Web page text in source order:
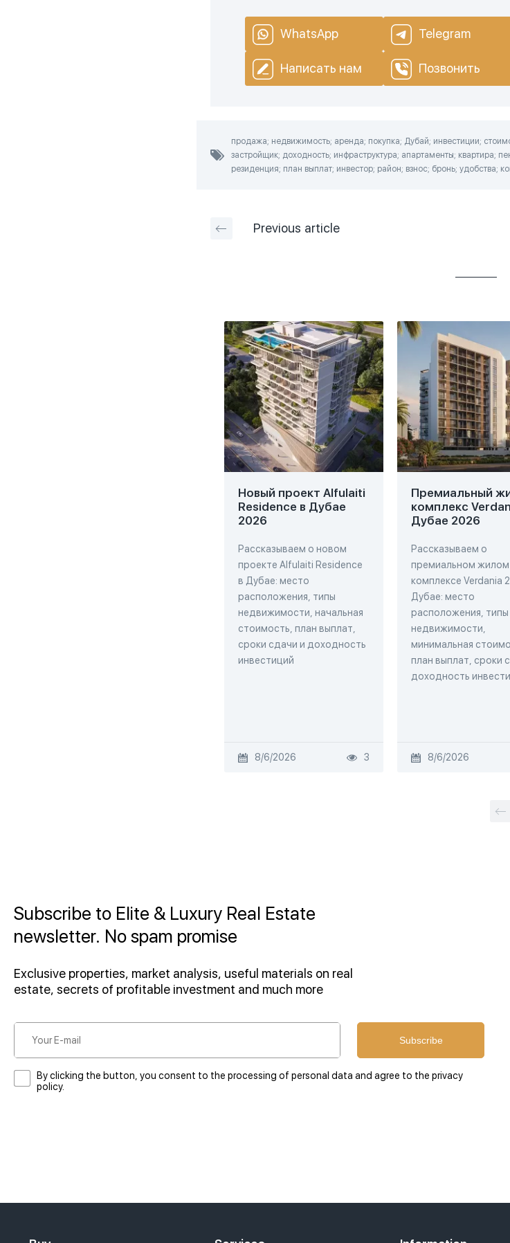
WhatsApp Telegram
Написать нам Позвонить
продажа; недвижимость; аренда; покупка; Дубай; инвестиции;
застройщик; доходность; инфраструктура; апартаменты; квартира;
резиденция; план выплат; инвестор; район; взнос; бронь; удобства;
Previous article
Новый проект Alfulaiti
Residence в Дубае
2026
Рассказываем о новом
проекте Alfulaiti Residence
в Дубае: место
расположения, типы
недвижимости, начальная
стоимость, план выплат,
сроки сдачи и доходность
инвестиций
8/6/2026 3
Премиальный
комплекс
Дубае 2026
Рассказываем о
премиальном жилом
комплексе Verdania
Дубае: место
расположения, типы
недвижимости,
минимальная
план выплат, сроки
доходность
8/6/2026
Subscribe to Elite & Luxury Real Estate
newsletter. No spam promise
Exclusive properties, market analysis, useful materials on real
estate, secrets of profitable investment and much more
Subscribe
By clicking the button, you consent to the processing of personal data and agree to the privacy
policy.